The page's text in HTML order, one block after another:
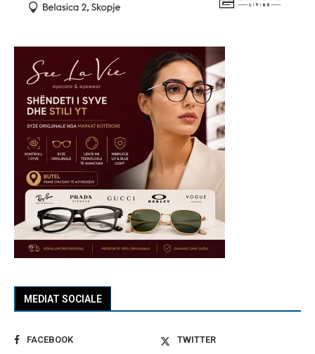
MEDIAT SOCIALE
FACEBOOK
TWITTER